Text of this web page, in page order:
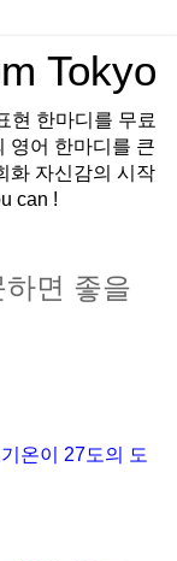
Tokyo
현 한마디를 무료
영어 한마디를 큰
화 자신감의 시작
can !
면 좋을
온이
27도의 도